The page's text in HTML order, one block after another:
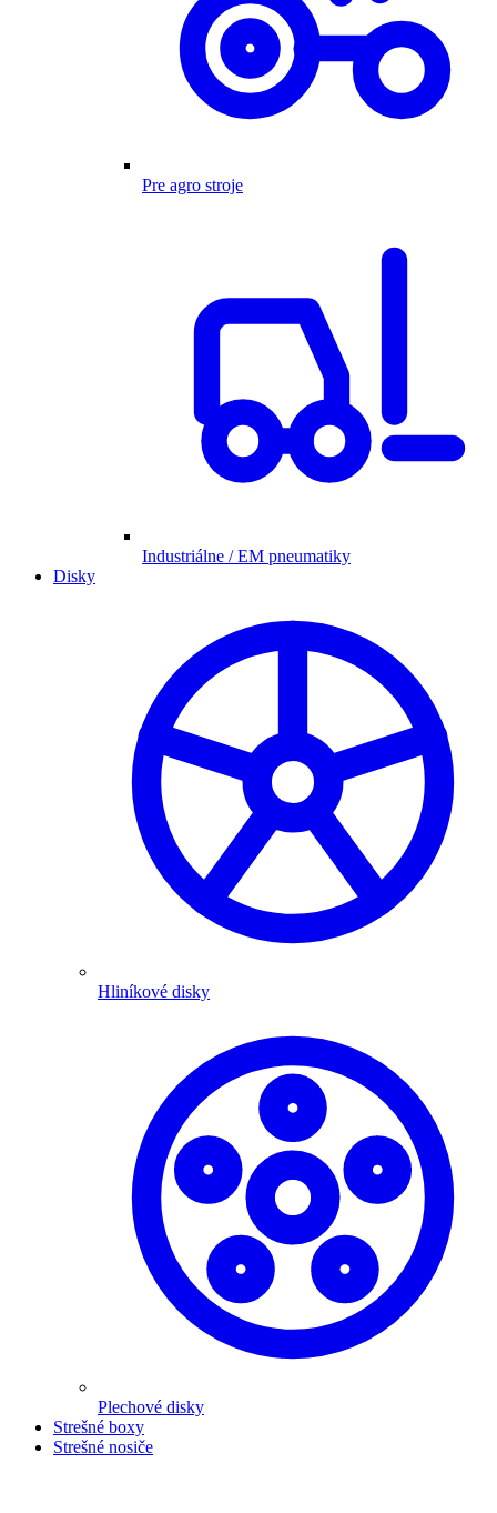
Pre agro stroje
Industriálne / EM pneumatiky
Disky
Hliníkové disky
Plechové disky
Strešné boxy
Strešné nosiče